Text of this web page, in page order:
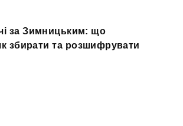
за Зимницьким: що
збирати та розшифрувати